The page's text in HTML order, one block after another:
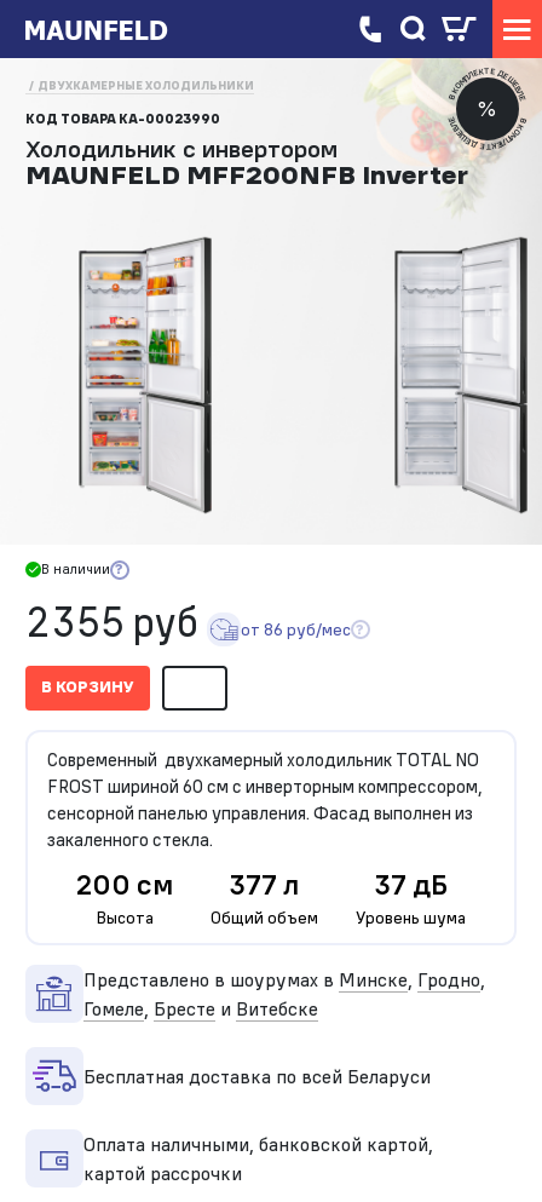
%
В КОМПЛЕКТЕ ДЕШЕВЛЕ
В КОМПЛЕКТЕ ДЕШЕВЛЕ
ДВУХКАМЕРНЫЕ ХОЛОДИЛЬНИКИ
КОД ТОВАРА КА-00023990
Холодильник с инвертором
MAUNFELD MFF200NFB Inverter
В наличии
2355 руб от 86 руб/мес
В КОРЗИНУ
Современный двухкамерный холодильник TOTAL NO
FROST шириной 60 см с инверторным компрессором,
сенсорной панелью управления. Фасад выполнен из
закаленного стекла.
200 см
Высота
377 л
Общий объем
37 дБ
Уровень шума
Представлено в шоурумах в Минске, Гродно,
Гомеле, Бресте и Витебске
Бесплатная доставка по всей Беларуси
Оплата наличными, банковской картой,
картой рассрочки